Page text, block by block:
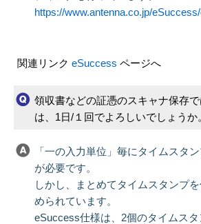
https://www.antenna.co.jp/
関連リンク eSuccess ページへ
領収書などの証憑のスキャナ保存
は、1日/１回でよろしいでしょうか
「一の入力単位」毎にタイムスタ
が必要です。
しかし、まとめてタイムスタンプ
められています。
eSuccess仕様は、2個のタイムス